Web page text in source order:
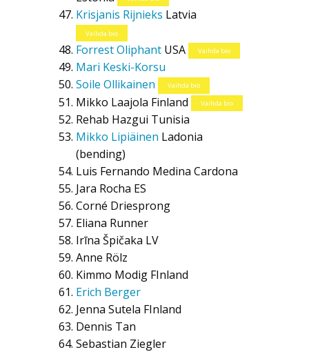
Krisjanis Rijnieks Latvia
Vaihda bio
Forrest Oliphant USA Vaihda bio
Mari Keski-Korsu
Soile Ollikainen
Vaihda bio
Mikko Laajola Finland Vaihda bio
Rehab Hazgui Tunisia
Mikko Lipiäinen Ladonia
(bending)
Luis Fernando Medina Cardona
Jara Rocha ES
Corné Driesprong
Eliana Runner
Irīna Špičaka LV
Anne Rölz
Kimmo Modig FInland
Erich Berger
Jenna Sutela FInland
Dennis Tan
Sebastian Ziegler